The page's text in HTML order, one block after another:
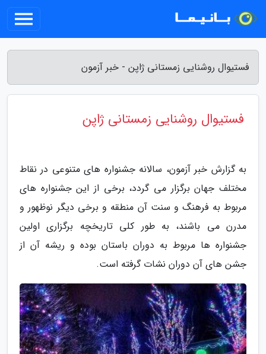
فستیوال روشنایی زمستانی ژاپن - خبر آزمون
فستیوال روشنایی زمستانی ژاپن
به گزارش خبر آزمون، سالانه جشنواره های متنوعی در نقاط
مختلف جهان برگزار می گردد، برخی از این جشنواره های
مربوط به فرهنگ و سنت آن منطقه و برخی دیگر نوظهور و
مدرن می باشند، به طور کلی تاریخچه برگزاری اولین
جشنواره ها مربوط به دوران باستان بوده و ریشه آن از
جشن های آن دوران نشات گرفته است.